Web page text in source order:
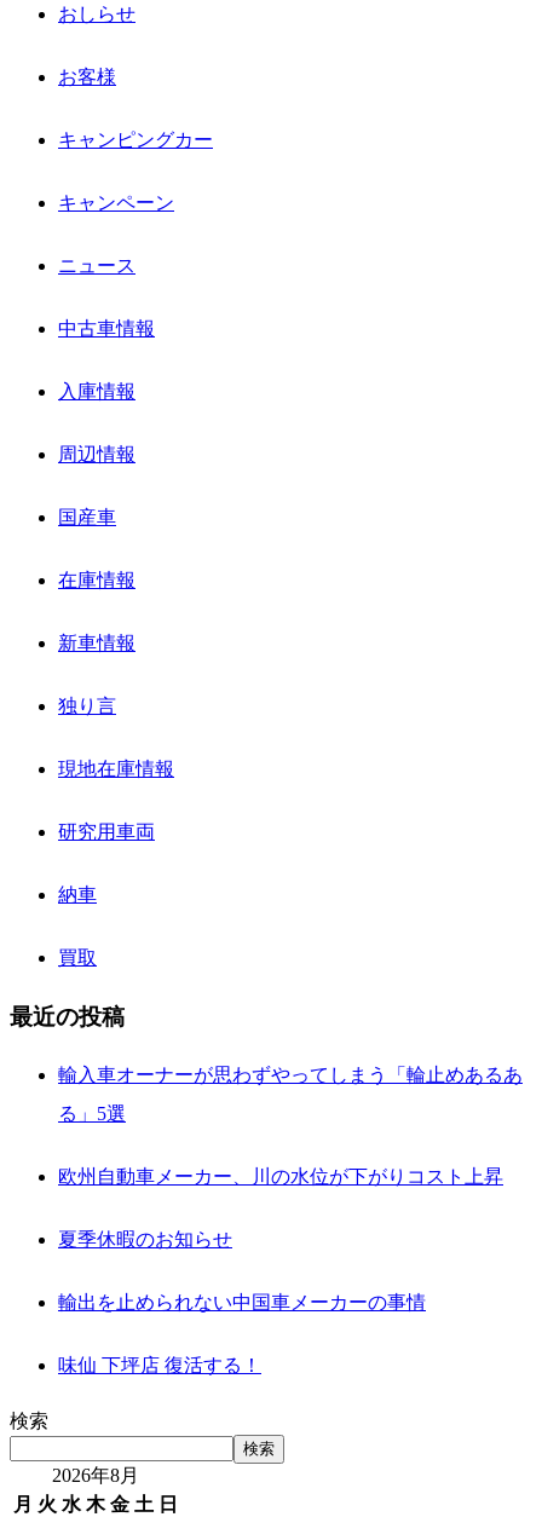
おしらせ
お客様
キャンピングカー
キャンペーン
ニュース
中古車情報
入庫情報
周辺情報
国産車
在庫情報
新車情報
独り言
現地在庫情報
研究用車両
納車
買取
最近の投稿
輸入車オーナーが思わずやってしまう「輪止めあるあ
る」5選
欧州自動車メーカー、川の水位が下がりコスト上昇
夏季休暇のお知らせ
輸出を止められない中国車メーカーの事情
味仙 下坪店 復活する！
検索
検索
2026年8月
月 火 水 木 金 土 日